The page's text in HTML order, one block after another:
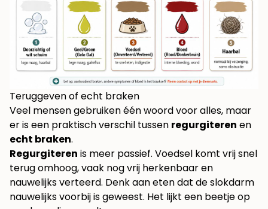
Teruggeven of echt braken
Veel mensen gebruiken één woord voor alles, maar
er is een praktisch verschil tussen regurgiteren en
echt braken.
Regurgiteren is meer passief. Voedsel komt vrij snel
terug omhoog, vaak nog vrij herkenbaar en
nauwelijks verteerd. Denk aan eten dat de slokdarm
nauwelijks voorbij is geweest. Het lijkt een beetje op